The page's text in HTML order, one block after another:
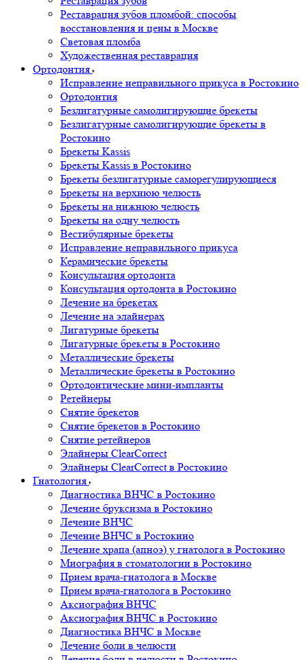
Реставрация зубов пломбой: способы
восстановления и цены в Москве
Световая пломба
Художественная реставрация
Ортодонтия
Исправление неправильного прикуса в Ростокино
Ортодонтия
Безлигатурные самолигирующие брекеты
Безлигатурные самолигирующие брекеты в
Ростокино
Брекеты Kassis
Брекеты Kassis в Ростокино
Брекеты безлигатурные саморегулирующиеся
Брекеты на верхнюю челюсть
Брекеты на нижнюю челюсть
Брекеты на одну челюсть
Вестибулярные брекеты
Исправление неправильного прикуса
Керамические брекеты
Консультация ортодонта
Консультация ортодонта в Ростокино
Лечение на брекетах
Лечение на элайнерах
Лигатурные брекеты
Лигатурные брекеты в Ростокино
Металлические брекеты
Металлические брекеты в Ростокино
Ортодонтические мини-импланты
Ретейнеры
Снятие брекетов
Снятие брекетов в Ростокино
Снятие ретейнеров
Элайнеры ClearCorrect
Элайнеры ClearCorrect в Ростокино
Гнатология
Диагностика ВНЧС в Ростокино
Лечение бруксизма в Ростокино
Лечение ВНЧС
Лечение ВНЧС в Ростокино
Лечение храпа (апноэ) у гнатолога в Ростокино
Миография в стоматологии в Ростокино
Прием врача-гнатолога в Москве
Прием врача-гнатолога в Ростокино
Аксиография ВНЧС
Аксиография ВНЧС в Ростокино
Диагностика ВНЧС в Москве
Лечение боли в челюсти